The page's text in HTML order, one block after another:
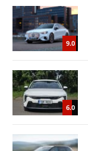
9.0
6.0